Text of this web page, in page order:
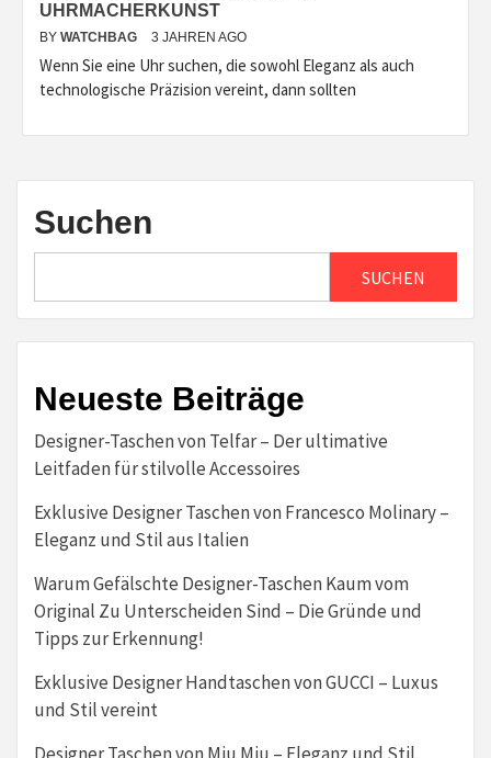
UHRMACHERKUNST
BY WATCHBAG 3 JAHREN AGO
Wenn Sie eine Uhr suchen, die sowohl Eleganz als auch
technologische Präzision vereint, dann sollten
Suchen
SUCHEN
Neueste Beiträge
Designer-Taschen von Telfar – Der ultimative
Leitfaden für stilvolle Accessoires
Exklusive Designer Taschen von Francesco Molinary –
Eleganz und Stil aus Italien
Warum Gefälschte Designer-Taschen Kaum vom
Original Zu Unterscheiden Sind – Die Gründe und
Tipps zur Erkennung!
Exklusive Designer Handtaschen von GUCCI – Luxus
und Stil vereint